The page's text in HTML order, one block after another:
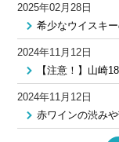
2025年02月28日
希少なウイスキ
2024年11月12日
【注意！】山崎
2024年11月12日
赤ワインの渋み